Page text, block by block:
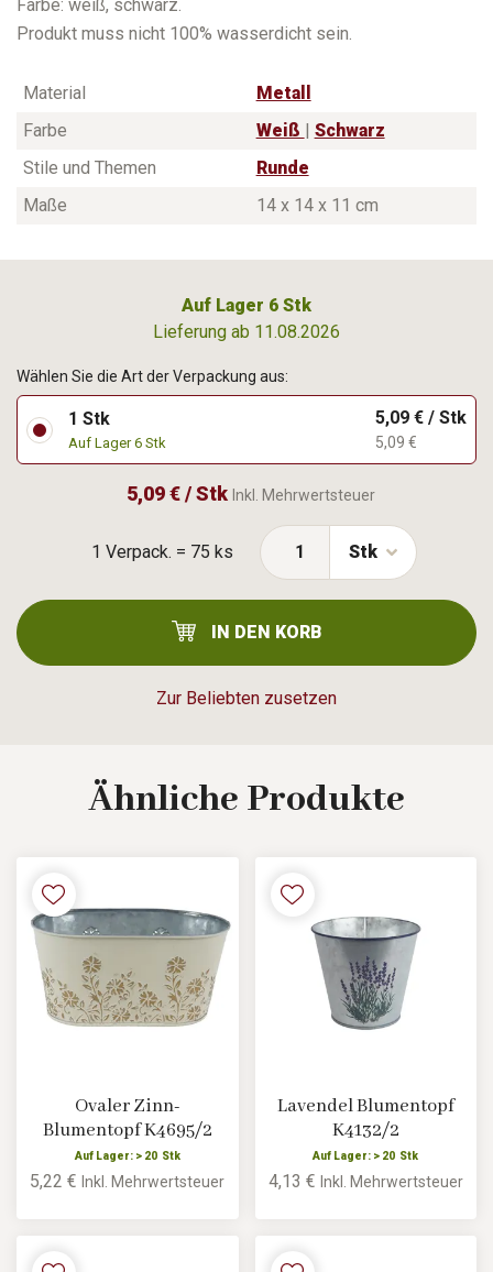
Farbe: weiß, schwarz.
Produkt muss nicht 100% wasserdicht sein.
Material
Metall
Farbe
Weiß
Schwarz
Stile und Themen
Runde
Maße
14 x 14 x 11 cm
Auf Lager 6 Stk
Lieferung ab 11.08.2026
1 Verpack. = 75 ks
Zur Beliebten zusetzen
Wählen Sie die Art der Verpackung aus:
1 Stk
Auf Lager 6 Stk
5,09 € / Stk
5,09 €
5,09 € / Stk Inkl. Mehrwertsteuer
Stk
IN DEN KORB
Ähnliche Produkte
Ovaler Zinn-
Blumentopf K4695/2
Auf Lager: > 20 Stk
5,22 €Inkl. Mehrwertsteuer
Lavendel Blumentopf
K4132/2
Auf Lager: > 20 Stk
4,13 € Inkl. Mehrwertsteuer